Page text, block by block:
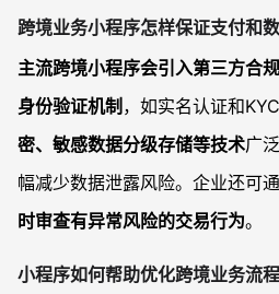
跨境业务小程序怎样保证支付和
主流跨境小程序会引入第三方合
身份验证机制 ，如实名认证和
密、敏感数据分级存储等技术广
幅减少数据泄露风险。企业还可
时审查有异常风险的交易行为。
小程序如何帮助优化跨境业务流